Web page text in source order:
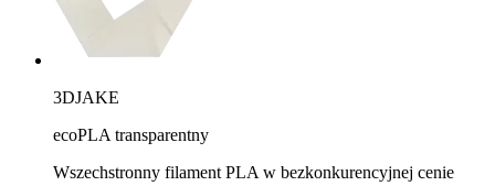
3DJAKE
ecoPLA transparentny
Wszechstronny filament PLA w bezkonkurencyjnej cenie